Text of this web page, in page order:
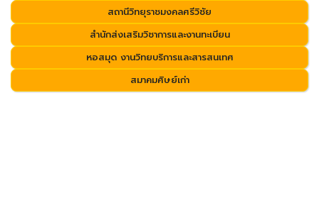
สถานีวิทยุราชมงคลศรีวิชัย
สำนักส่งเสริมวิชาการและงานทะเบียน
หอสมุด งานวิทยบริการและสารสนเทศ
สมาคมศิษย์เก่า